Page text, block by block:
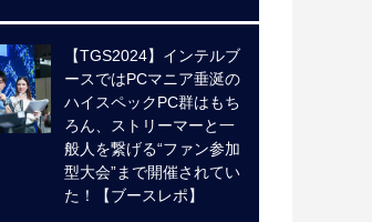
【TGS2024】インテルブ
ースではPCマニア垂涎の
ハイスペックPC群はもち
ろん、ストリーマーと一
般人を繋げる“ファン参加
型大会”まで開催されてい
た！【ブースレポ】